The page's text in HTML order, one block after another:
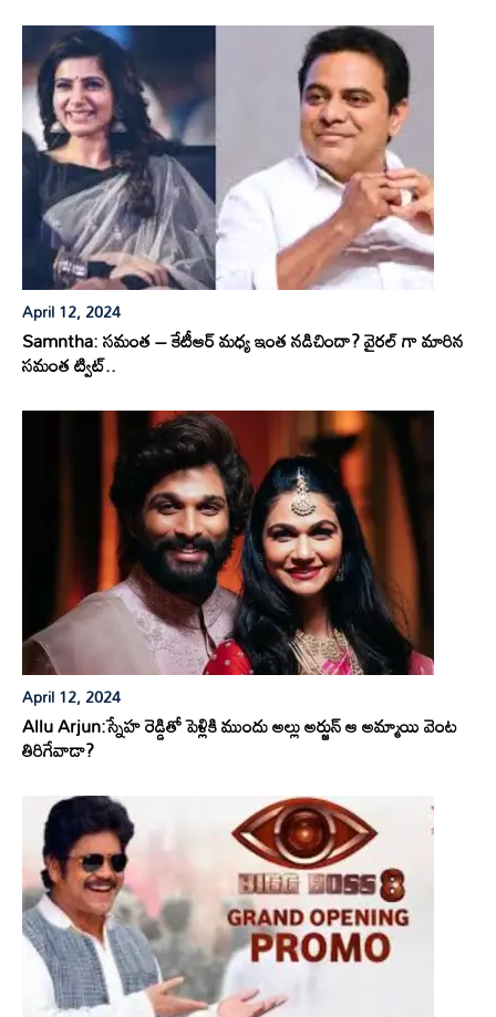
April 12, 2024
Samntha: సమంత – కేటీఆర్ మధ్య ఇంత నడిచిందా? వైరల్ గా మారిన
సమంత ట్విట్..
April 12, 2024
Allu Arjun:స్నేహ రెడ్డితో పెళ్లికి ముందు అల్లు అర్జున్ ఆ అమ్మాయి వెంట
తిరిగేవాడా?